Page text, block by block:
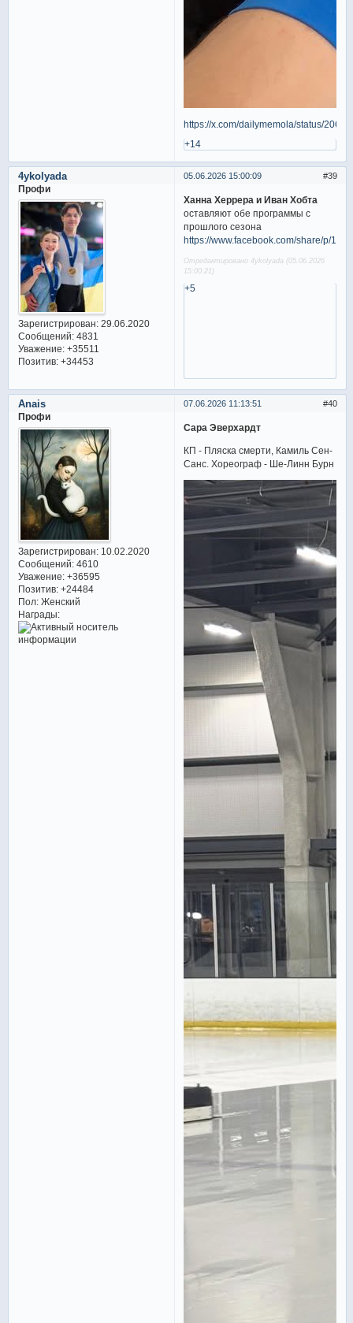
https://x.com/dailymemola/status/
+14
39
05.06.2026 15:00:09
4ykolyada
Профи
Зарегистрирован: 29.06.2020
Сообщений:4831
Уважение: +35511
Позитив: +34453
Ханна Херрера и Иван Хобта
оставляют обе программы с
прошлого сезона
https://www.facebook.com/share/p/
Отредактировано 4ykolyada (05.06.2026
15:00:21)
+5
40
07.06.2026 11:13:51
Anais
Профи
Зарегистрирован: 10.02.2020
Сообщений:4610
Уважение: +36595
Позитив: +24484
Пол:Женский
Награды:
Сара Эверхардт
КП - Пляска смерти, Камиль Сен-
Санс. Хореограф - Ше-Линн Бурн